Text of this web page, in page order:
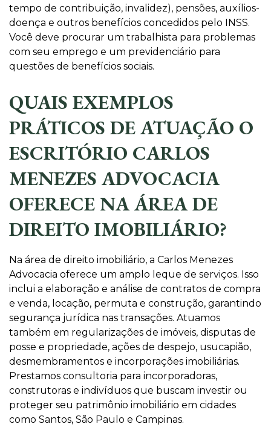
tempo de contribuição, invalidez), pensões, auxílios-
doença e outros benefícios concedidos pelo INSS.
Você deve procurar um trabalhista para problemas
com seu emprego e um previdenciário para
questões de benefícios sociais.
QUAIS EXEMPLOS
PRÁTICOS DE ATUAÇÃO O
ESCRITÓRIO CARLOS
MENEZES ADVOCACIA
OFERECE NA ÁREA DE
DIREITO IMOBILIÁRIO?
Na área de direito imobiliário, a Carlos Menezes
Advocacia oferece um amplo leque de serviços. Isso
inclui a elaboração e análise de contratos de compra
e venda, locação, permuta e construção, garantindo
segurança jurídica nas transações. Atuamos
também em regularizações de imóveis, disputas de
posse e propriedade, ações de despejo, usucapião,
desmembramentos e incorporações imobiliárias.
Prestamos consultoria para incorporadoras,
construtoras e indivíduos que buscam investir ou
proteger seu patrimônio imobiliário em cidades
como Santos, São Paulo e Campinas.